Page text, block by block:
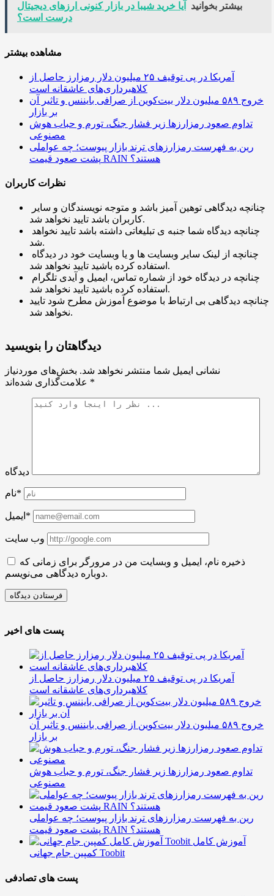
بیشتر بخوانید
آیا خرید شیبا در بازار کنونی ارزهای دیجیتال
درست است؟
مشاهده بیشتر
آمریکا در پی توقیف ۲۵ میلیون دلار رمزارز حاصل از
کلاهبرداری‌های عاشقانه است
خروج ۵۸۹ میلیون دلار بیت‌کوین از صرافی بایننس و تاثیر آن
بر بازار
تداوم صعود رمزارزها زیر فشار جنگ، تورم و حباب هوش
مصنوعی
رین به فهرست رمزارزهای ترند بازار پیوست؛ چه عواملی
پشت صعود قیمت RAIN هستند؟
نظرات کاربران
کاربران باشد تایید نخواهد شد.
شد.
استفاده کرده باشید تایید نخواهد شد.
استفاده کرده باشید تایید نخواهد شد.
چنانچه دیدگاهی بی ارتباط با موضوع آموزش مطرح شود تایید
نخواهد شد.
دیدگاهتان را بنویسید
نشانی ایمیل شما منتشر نخواهد شد. بخش‌های موردنیاز
*
دیدگاه
نام*
ایمیل*
وب سایت
ذخیره نام، ایمیل و وبسایت من در مرورگر برای زمانی که
دوباره دیدگاهی می‌نویسم.
پست های اخیر
آمریکا در پی توقیف ۲۵ میلیون دلار رمزارز حاصل از
کلاهبرداری‌های عاشقانه است
خروج ۵۸۹ میلیون دلار بیت‌کوین از صرافی بایننس و تاثیر آن
بر بازار
تداوم صعود رمزارزها زیر فشار جنگ، تورم و حباب هوش
مصنوعی
رین به فهرست رمزارزهای ترند بازار پیوست؛ چه عواملی
پشت صعود قیمت RAIN هستند؟
آموزش کامل
کمپین جام جهانی Toobit
پست های تصادفی